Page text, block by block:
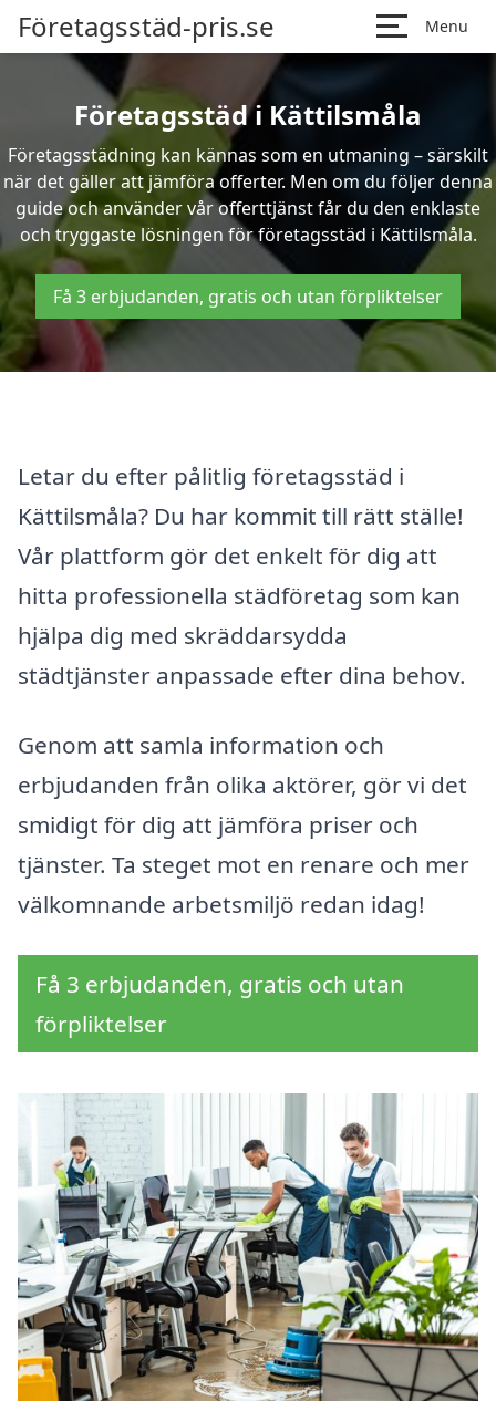
Företagsstäd-pris.se Menu
Företagsstäd i Kättilsmåla
Företagsstädning kan kännas som en utmaning – särskilt
när det gäller att jämföra offerter. Men om du följer denna
guide och använder vår offerttjänst får du den enklaste
och tryggaste lösningen för företagsstäd i Kättilsmåla.
Få 3 erbjudanden, gratis och utan förpliktelser
Letar du efter pålitlig företagsstäd i
Kättilsmåla? Du har kommit till rätt ställe!
Vår plattform gör det enkelt för dig att
hitta professionella städföretag som kan
hjälpa dig med skräddarsydda
städtjänster anpassade efter dina behov.
Genom att samla information och
erbjudanden från olika aktörer, gör vi det
smidigt för dig att jämföra priser och
tjänster. Ta steget mot en renare och mer
välkomnande arbetsmiljö redan idag!
Få 3 erbjudanden, gratis och utan
förpliktelser